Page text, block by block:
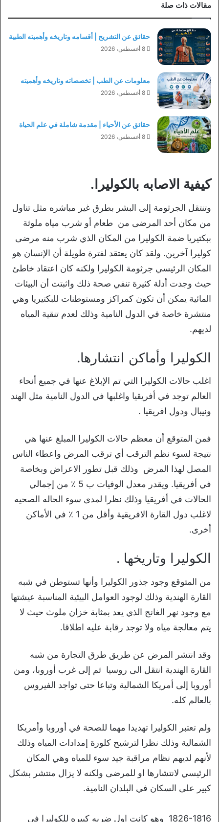
مقالات ذات صلة
حقائق عن التشريح | أقسامه وتاريخه وأهميته الطبية
8 أغسطس، 2026
معلومات عن الطب | تخصصاته وتاريخه وأهميته
8 أغسطس، 2026
حقائق عن الأحياء | مقدمة شاملة في علم الحياة
8 أغسطس، 2026
كيفية الاصابه بالكوليرا.
وتنتقل الجرثومة إلى البشر بطرق غير مباشره مثل تناول
من مكان أحد المرضى من طعام أو شرب مياه ملوثة
ببكتيريا ضمة الكوليرا من المكان الذي شرب منه مرضى
كوليرا آخرين. ولقد كان يعتقد لفترة طويلة أن الإنسان هو
المكان الرئيسي جرثومة الكوليرا ولكنه كان اعتقاد خاطئ
حيث وجدت أدلة كثيرة تنفي صحة ذلك واثبتت أن البيئات
المائية يمكن أن تكون كمراكز ومستوطنات للبكتيريا وهي
منتشرة خاصة في الدول النامية وذلك لعدم تنقية المياه
لديهم.
الكوليرا وأماكن انتشارها.
اغلب حالات الكوليرا التي تم الإبلاغ عنها في جميع أنحاء
العالم توجد في أفريقيا واغلبها في الدول النامية مثل الهند
ونيبال ودول افريقيا .
فمن المتوقع أن معظم حالات الكوليرا المبلغ عنها هي
نتيجة لسوء نظم الترقب أي ترقب المرض واعطاء الناس
المصل لهذا المرض وذلك قبل تطور الاعراض وبخاصة
في أفريقيا. ويقدر معدل الوفيات ب 5 ٪ من إجمالي
الحالات في أفريقيا وذلك نظرا لمدى سوء الحاله الصحيه
لاغلب دول القارة الافريقية وأقل من 1 ٪ في الأماكن
أخرى.
الكوليرا وتاريخها .
من المتوقع وجود جذور الكوليرا وأنها تستوطن في شبه
القارة الهندية وذلك لوجود العوامل البيئية المناسبة عيشتها
مع وجود نهر الغانج الذي يعد بمثابة خزان ملوث حيث لا
يتم معالجة مياه ولا توجد رقابة عليه اطلاقا.
وقد انتشر المرض عن طريق طرق التجارة من شبه
القارة الهندية انتقل الى روسيا ثم إلى غرب أوروبا، ومن
أوروبا إلى أمريكا الشمالية وتباعا حتى تواجد الفيروس
بالعالم كله.
ولم تعتبر الكوليرا تهديدا مهما للصحة في أوروبا وأمريكا
الشمالية وذلك نظرا لترشيح كلورة إمدادات المياه وذلك
لأنهم لديهم نظام مراقبة جيد سوء للمياه وهي المكان
الرئيسي لانتشارها او للمرضى ولكنه لا يزال منتشر بشكل
كبير على السكان في البلدان النامية.
1826-1816 وهو كانت اول ضربه كبيره للكوليرا في